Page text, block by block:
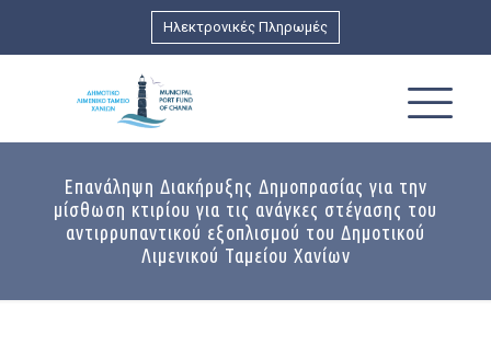
Ηλεκτρονικές Πληρωμές
Επανάληψη Διακήρυξης Δημοπρασίας για την
μίσθωση κτιρίου για τις ανάγκες στέγασης του
αντιρρυπαντικού εξοπλισμού του Δημοτικού
Λιμενικού Ταμείου Χανίων